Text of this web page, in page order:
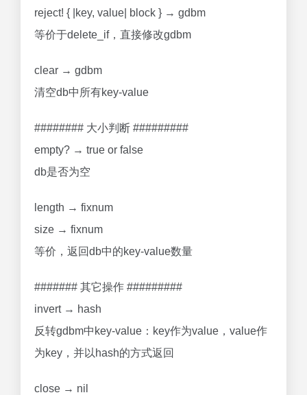
reject! { |key, value| block } → gdbm
等价于delete_if，直接修改gdbm
clear → gdbm
清空db中所有key-value
######## 大小判断 #########
empty? → true or false
db是否为空
length → fixnum
size → fixnum
等价，返回db中的key-value数量
####### 其它操作 #########
invert → hash
反转gdbm中key-value：key作为value，value作
为key，并以hash的方式返回
close → nil